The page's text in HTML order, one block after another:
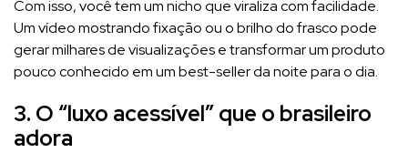
Com isso, você tem um nicho que viraliza com facilidade.
Um vídeo mostrando fixação ou o brilho do frasco pode
gerar milhares de visualizações e transformar um produto
pouco conhecido em um best-seller da noite para o dia.
3. O “luxo acessível” que o brasileiro
adora